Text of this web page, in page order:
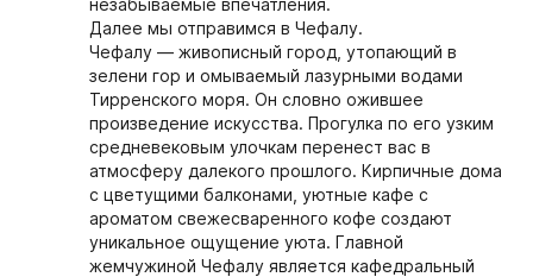
незабываемые впечатления.
Далее мы отправимся в Чефалу.
Чефалу — живописный город, утопающий в
зелени гор и омываемый лазурными водами
Тирренского моря. Он словно ожившее
произведение искусства. Прогулка по его узким
средневековым улочкам перенест вас в
атмосферу далекого прошлого. Кирпичные дома
с цветущими балконами, уютные кафе с
ароматом свежесваренного кофе создают
уникальное ощущение уюта. Главной
жемчужиной Чефалу является кафедральный